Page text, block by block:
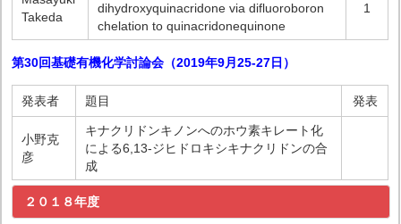
Takeda
dihydroxyquinacridone via difluoroboron
chelation to quinacridonequinone
1
第30回基礎有機化学討論会（2019年9月25-27日 ）
発表者 題目 発表
小野克
彦
キナクリドンキノンへのホウ素キレート化
による6,13‐ジヒドロキシキナクリドンの合
成
２０１８年度